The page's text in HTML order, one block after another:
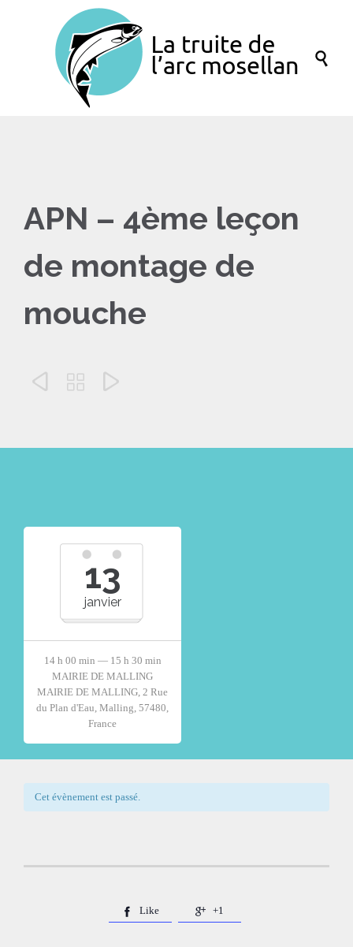

APN – 4ème leçon
de montage de
mouche
  
13
janvier
14 h 00 min — 15 h 30 min
MAIRIE DE MALLING
MAIRIE DE MALLING, 2 Rue
du Plan d'Eau, Malling, 57480,
France
Cet évènement est passé.
 Like  +1